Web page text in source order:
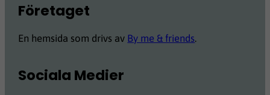
Företaget
En hemsida som drivs av By me & friends.
Sociala Medier